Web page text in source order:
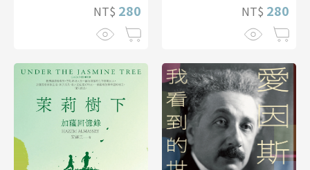
NT$ 280 NT$ 280